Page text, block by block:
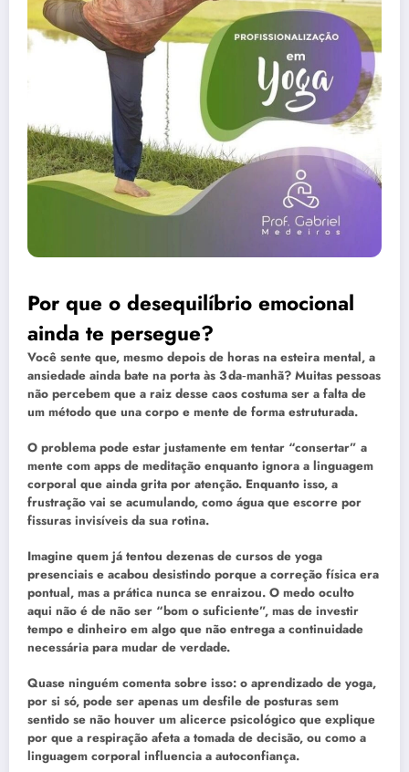
Por que o desequilíbrio emocional
ainda te persegue?
Você sente que, mesmo depois de horas na esteira mental, a
ansiedade ainda bate na porta às 3 da‑manhã? Muitas pessoas
não percebem que a raiz desse caos costuma ser a falta de
um método que una corpo e mente de forma estruturada.
O problema pode estar justamente em tentar “consertar” a
mente com apps de meditação enquanto ignora a linguagem
corporal que ainda grita por atenção. Enquanto isso, a
frustração vai se acumulando, como água que escorre por
fissuras invisíveis da sua rotina.
Imagine quem já tentou dezenas de cursos de yoga
presenciais e acabou desistindo porque a correção física era
pontual, mas a prática nunca se enraizou. O medo oculto
aqui não é de não ser “bom o suficiente”, mas de investir
tempo e dinheiro em algo que não entrega a continuidade
necessária para mudar de verdade.
Quase ninguém comenta sobre isso: o aprendizado de yoga,
por si só, pode ser apenas um desfile de posturas sem
sentido se não houver um alicerce psicológico que explique
por que a respiração afeta a tomada de decisão, ou como a
linguagem corporal influencia a autoconfiança.